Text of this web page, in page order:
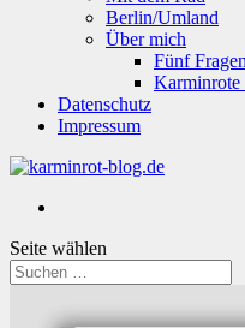
Berlin/Umland
Über mich
Fünf Fragen
Karminrote
Datenschutz
Impressum
Seite wählen